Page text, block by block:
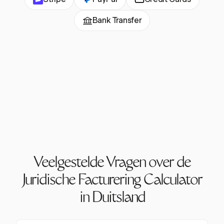
Bank Transfer
Veelgestelde Vragen over de
Juridische Facturering Calculator
in Duitsland